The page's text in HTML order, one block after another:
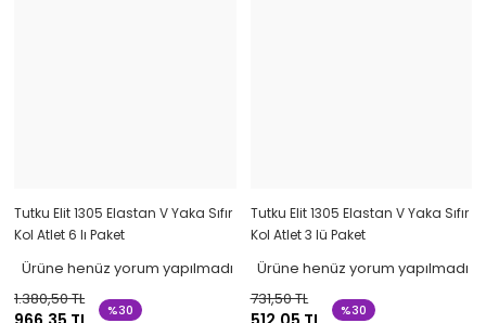
Tutku Elit 1305 Elastan V Yaka Sıfır
Kol Atlet 6 lı Paket
Ürüne henüz yorum yapılmadı
1.380,50 TL
%30
Tutku Elit 1305 Elastan V Yaka Sıfır
Kol Atlet 3 lü Paket
Ürüne henüz yorum yapılmadı
731,50 TL
%30